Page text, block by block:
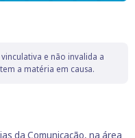
e não invalida a
a matéria em causa.
da Comunicação, na área